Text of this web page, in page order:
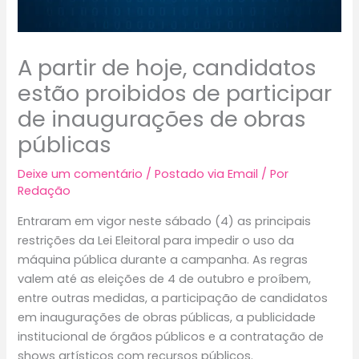
A partir de hoje, candidatos
estão proibidos de participar
de inaugurações de obras
públicas
Deixe um comentário /Postado via Email / Por
Redação
Entraram em vigor neste sábado (4) as principais
restrições da Lei Eleitoral para impedir o uso da
máquina pública durante a campanha. As regras
valem até as eleições de 4 de outubro e proíbem,
entre outras medidas, a participação de candidatos
em inaugurações de obras públicas, a publicidade
institucional de órgãos públicos e a contratação de
shows artísticos com recursos públicos.